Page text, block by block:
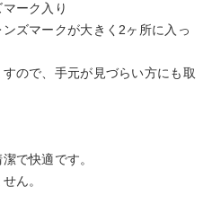
ーク入り
ズマークが大きく2ヶ所に入っ
ので、手元が見づらい方にも取
で快適です。
ん。